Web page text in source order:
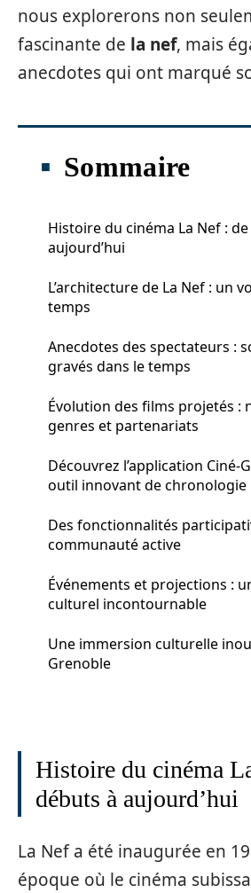
nous explorerons non
fascinante de la nef, mais
anecdotes qui ont marqué
Sommaire
Histoire du cinéma La Nef :
aujourd’hui
L’architecture de La Nef : un
temps
Anecdotes des spectateurs :
gravés dans le temps
Évolution des films projetés :
genres et partenariats
Découvrez l’application Ciné-
outil innovant de chronologie
Des fonctionnalités
communauté active
Événements et projections :
culturel incontournable
Une immersion culturelle
Grenoble
Histoire du cinéma
débuts à aujourd’hui
La Nef a été inaugurée en
époque où le cinéma